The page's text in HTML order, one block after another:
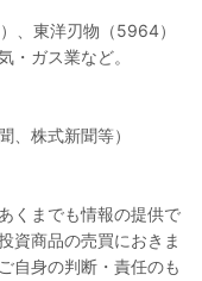
、東洋刃物（5964）
・ガス業など。
、株式新聞等）
くまでも情報の提供で
資商品の売買におきま
自身の判断・責任のも